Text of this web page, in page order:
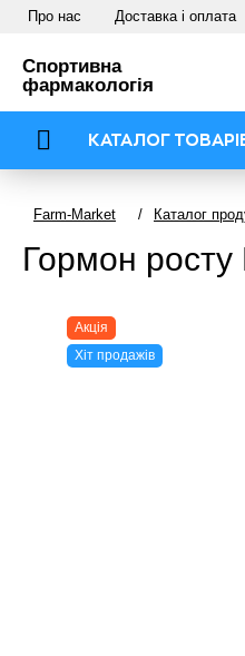
Про нас Доставка і оплата
Спортивна
фармакологія
КАТАЛОГ
Farm-Market / Каталог
Гормон
Акція
Хіт продажів